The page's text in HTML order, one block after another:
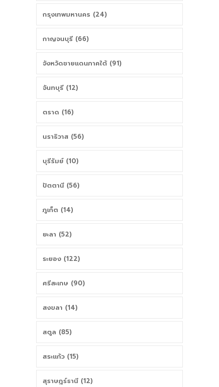
กรุงเทพมหานคร (24)
กาญจนบุรี (66)
จังหวัดชายแดนภาคใต้ (91)
จันทบุรี (12)
ตราด (16)
นราธิวาส (56)
บุรีรัมย์ (10)
ปัตตานี (56)
ภูเก็ต (14)
ยะลา (52)
ระยอง (122)
ศรีสะเกษ (90)
สงขลา (14)
สตูล (85)
สระแก้ว (15)
สุราษฎร์ธานี (12)